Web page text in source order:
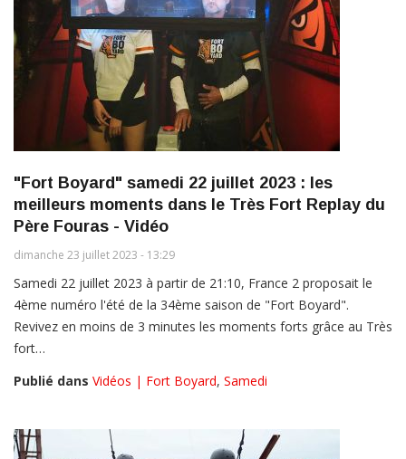
"Fort Boyard" samedi 22 juillet 2023 : les
meilleurs moments dans le Très Fort Replay du
Père Fouras - Vidéo
dimanche 23 juillet 2023 - 13:29
Samedi 22 juillet 2023 à partir de 21:10, France 2 proposait le
4ème numéro l'été de la 34ème saison de "Fort Boyard".
Revivez en moins de 3 minutes les moments forts grâce au Très
fort…
Publié dans Vidéos | Fort Boyard, Samedi